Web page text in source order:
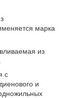
марка
из
с
и